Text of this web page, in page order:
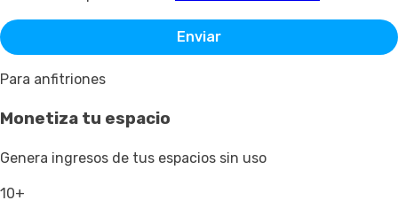
Enviar
Para anfitriones
Monetiza tu espacio
Genera ingresos de tus espacios sin uso
10+